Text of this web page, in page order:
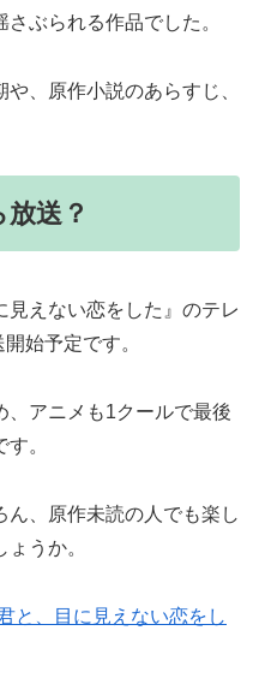
ぶられる作品でした。
、原作小説のあらすじ、
送？
見えない恋をした』のテレ
始予定です。
、アニメも1クールで最後
。
、原作未読の人でも楽し
うか。
と、目に見えない恋をし